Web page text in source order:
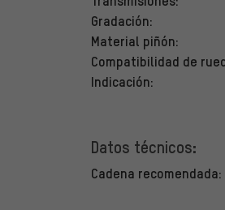
Gradación:
Material piñón:
Compatibilidad de
Indicación:
Datos técnicos:
Cadena recomendada: